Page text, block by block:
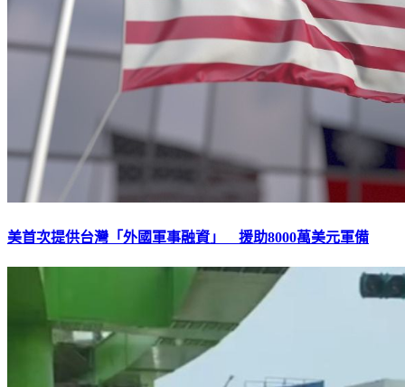
美首次提供台灣「外國軍事融資」 援助8000萬美元軍備